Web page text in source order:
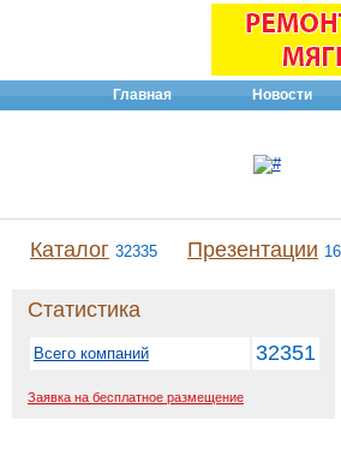
Главная Новости
Каталог 32335 Презентации 16
Статистика
Всего компаний 32351
Заявка на бесплатное размещение